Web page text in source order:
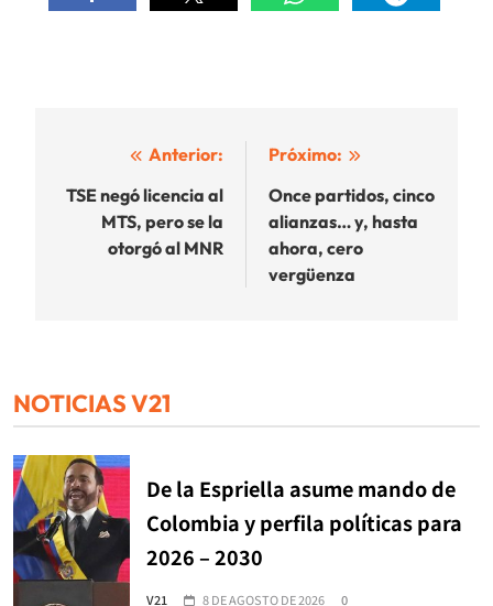
Navegación
de
entradas
Anterior:
TSE negó licencia al
MTS, pero se la
otorgó al MNR
Próximo:
Once partidos, cinco
alianzas… y, hasta
ahora, cero
vergüenza
NOTICIAS V21
De la Espriella asume mando de
Colombia y perfila políticas para
2026 – 2030
V21 8 DE AGOSTO DE 2026 0